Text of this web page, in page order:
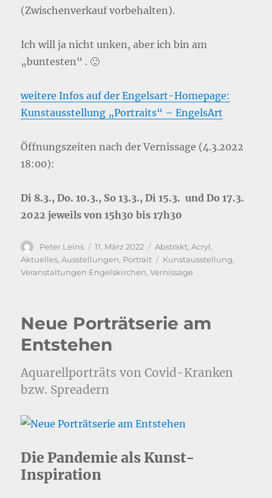
(Zwischenverkauf vorbehalten).
Ich will ja nicht unken, aber ich bin am
„buntesten“ . 🙂
weitere Infos auf der Engelsart-Homepage:
Kunstausstellung „Portraits“ – EngelsArt
Öffnungszeiten nach der Vernissage (4.3.2022
18:00):
Di 8.3., Do. 10.3., So 13.3., Di 15.3. und Do 17.3.
2022 jeweils von 15h30 bis 17h30
Autor
Peter Leins
Veröffentlicht
am
11. März 2022 Kategorien
Abstrakt,Acryl,
Aktuelles,Ausstellungen, Portrait Schlagwörter
Kunstausstellung,
Veranstaltungen Engelskirchen,Vernissage
Neue Porträtserie am
Entstehen
Aquarellporträts von Covid-Kranken
bzw. Spreadern
Die Pandemie als Kunst-
Inspiration